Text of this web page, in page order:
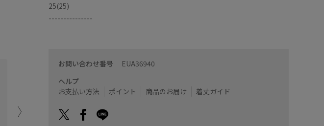
スウェードストライプが上品で可愛い♡幅は細めなタイプですが、私は普段通り
のサイズでジャストでした◎
アトレ恵比寿
25(25)
---------------
お問い合わせ番号 EUA36940
ヘルプ
お支払い方法
ポイント 商品のお届け 着丈ガイド